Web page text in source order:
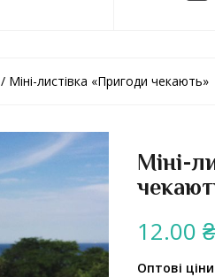
/ Міні-листівка «Пригоди чекають»
Міні-
12.00 ₴
Оптові